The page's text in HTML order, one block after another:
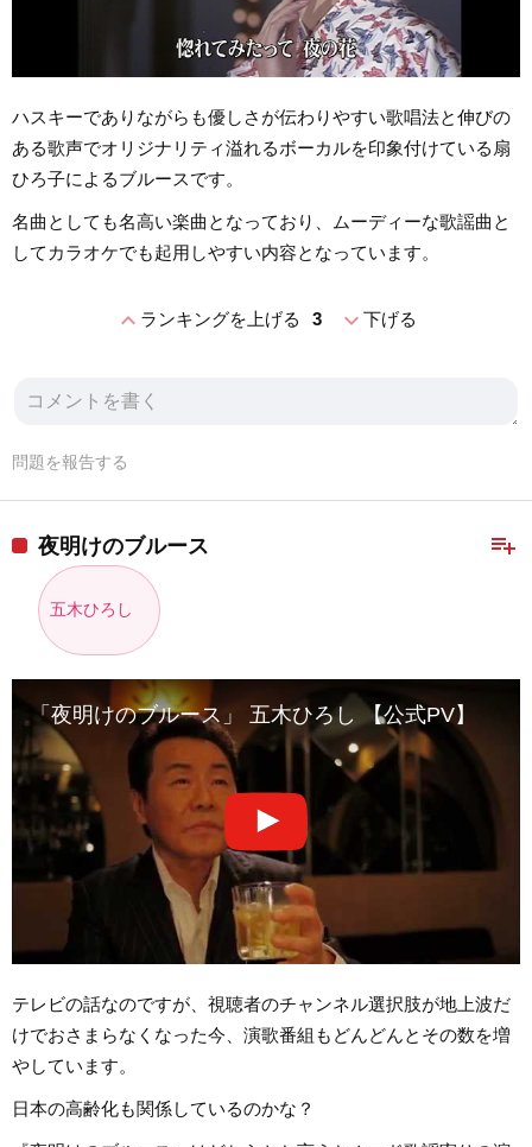
ハスキーでありながらも優しさが伝わりやすい歌唱法と伸びの
ある歌声でオリジナリティ溢れるボーカルを印象付けている扇
ひろ子によるブルースです。
名曲としても名高い楽曲となっており、ムーディーな歌謡曲と
してカラオケでも起用しやすい内容となっています。
expand_lessランキングを上げる 3 expand_more下げる
問題を報告する
playlist_add
夜明けのブルース
五木ひろし
「夜明けのブルース」 五木ひろし 【公式PV】
テレビの話なのですが、視聴者のチャンネル選択肢が地上波だ
けでおさまらなくなった今、演歌番組もどんどんとその数を増
やしています。
日本の高齢化も関係しているのかな？